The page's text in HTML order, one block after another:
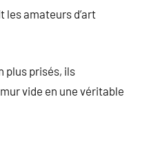
les amateurs d’art
plus prisés, ils
vide en une véritable